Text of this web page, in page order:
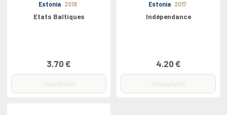
Estonia 2018
Etats Baltiques
3.70 €
Unavailable
Estonia 2017
Indépendance
4.20 €
Unavailable